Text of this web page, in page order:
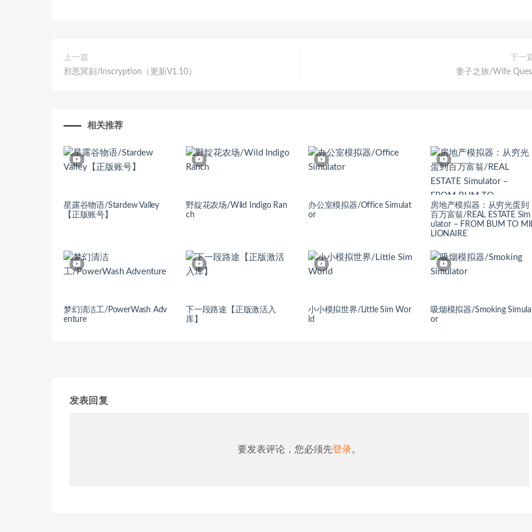
上一篇
邪恶冥刻/Inscryption（更新V1.10）
下一
妻子之旅/Wife
相关推荐
星露谷物语/Stardew Valley
【正版账号】
野靛花农场/Wild Indigo Ran
ch
办公室模拟器/Office Simulat
or
房地产模拟器：从穷光蛋到
百万富翁/REAL ESTATE Sim
ulator – FROM BUM TO
LIONAIRE
梦幻清洁工/PowerWash Adv
enture
下一段路途【正版激活入
库】
小小模拟世界/Little Sim Wor
ld
吸烟模拟器/Smoking
or
发表回复
要发表评论，您必须先登录。